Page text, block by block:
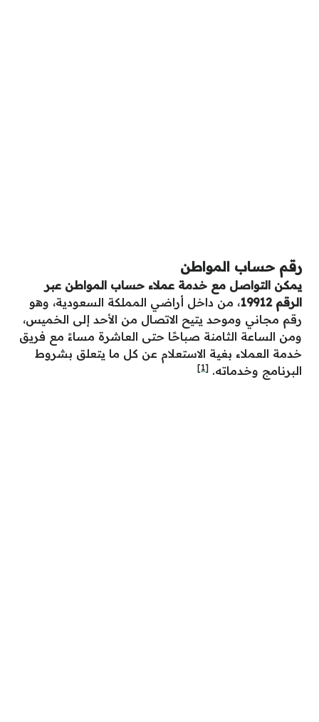
رقم حساب المواطن
يمكن التواصل مع خدمة عملاء حساب المواطن عبر
الرقم 19912، من داخل أراضي المملكة السعودية، وهو
رقم مجاني وموحد يتيح الاتصال من الأحد إلى الخميس،
ومن الساعة الثامنة صباحًا حتى العاشرة مساءً مع فريق
خدمة العملاء بغية الاستعلام عن كل ما يتعلق بشروط
البرنامج وخدماته. [1]